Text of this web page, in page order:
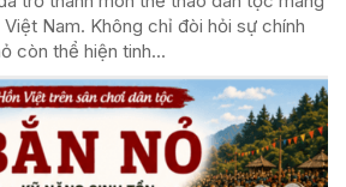
Nam. Không chỉ đòi hỏi sự chính
còn thể hiện tinh...